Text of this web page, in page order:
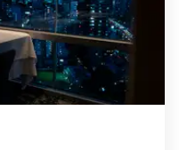
ました。ふわふわのオムレ
は最高でした！